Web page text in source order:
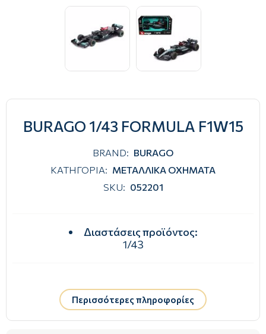
BURAGO 1/43 FORMULA F1W15
BRAND: BURAGO
ΚΑΤΗΓΟΡΙΑ: ΜΕΤΑΛΛΙΚΑ ΟΧΗΜΑΤΑ
SKU: 052201
Διαστάσεις προϊόντος:
1/43
Περισσότερες πληροφορίες